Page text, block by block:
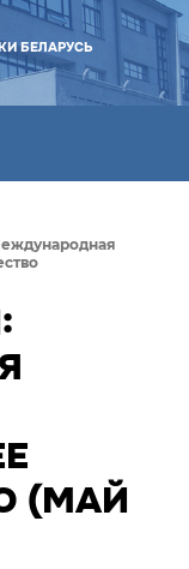
БЕЛАРУСЬ
(МАЙ